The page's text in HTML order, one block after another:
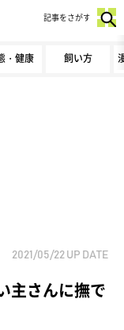
・健康 飼い方
記事をさがす
2021/05/22 UP DATE
主さんに撫で